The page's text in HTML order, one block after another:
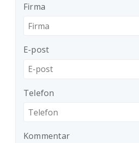
Firma
E-post
Telefon
Kommentar